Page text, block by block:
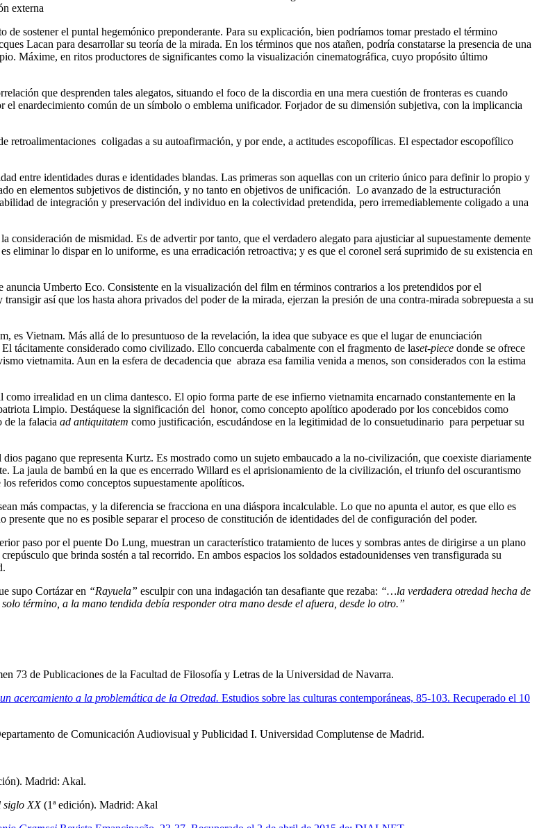
externa
sostener el puntal hegemónico preponderante. Para su explicación, bien podríamos tomar prestado el término
Lacan para desarrollar su teoría de la mirada. En los términos que nos atañen, podría constatarse la presencia de una
Máxime, en ritos productores de significantes como la visualización cinematográfica, cuyo propósito último
que desprenden tales alegatos, situando el foco de la discordia en una mera cuestión de fronteras es cuando
enardecimiento común de un símbolo o emblema unificador. Forjador de su dimensión subjetiva, con la implicancia
retroalimentaciones coligadas a su autoafirmación, y por ende, a actitudes escopofílicas. El espectador escopofílico
entre identidades duras e identidades blandas. Las primeras son aquellas con un criterio único para definir lo propio y
en elementos subjetivos de distinción, y no tanto en objetivos de unificación. Lo avanzado de la estructuración
de integración y preservación del individuo en la colectividad pretendida, pero irremediablemente coligado a una
de mismidad. Es de advertir por tanto, que el verdadero alegato para ajusticiar al supuestamente demente
lo dispar en lo uniforme, es una erradicación retroactiva; y es que el coronel será suprimido de su existencia en
anuncia Umberto Eco. Consistente en la visualización del film en términos contrarios a los pretendidos por el
así que los hasta ahora privados del poder de la mirada, ejerzan la presión de una contra-mirada sobrepuesta a su
Vietnam. Más allá de lo presuntuoso de la revelación, la idea que subyace es que el lugar de enunciación
tácitamente considerado como civilizado. Ello concuerda cabalmente con el fragmento de laset-piece donde se ofrece
vietnamita. Aun en la esfera de decadencia que abraza esa familia venida a menos, son considerados con la estima
irrealidad en un clima dantesco. El opio forma parte de ese infierno vietnamita encarnado constantemente en la
Limpio. Destáquese la significación del honor, como concepto apolítico apoderado por los concebidos como
de la falacia ad antiquitatem como justificación, escudándose en la legitimidad de lo consuetudinario para perpetuar su
pagano que representa Kurtz. Es mostrado como un sujeto embaucado a la no-civilización, que coexiste diariamente
La jaula de bambú en la que es encerrado Willard es el aprisionamiento de la civilización, el triunfo del oscurantismo
referidos como conceptos supuestamente apolíticos.
más compactas, y la diferencia se fracciona en una diáspora incalculable. Lo que no apunta el autor, es que ello es
que no es posible separar el proceso de constitución de identidades del de configuración del poder.
paso por el puente Do Lung, muestran un característico tratamiento de luces y sombras antes de dirigirse a un plano
que brinda sostén a tal recorrido. En ambos espacios los soldados estadounidenses ven transfigurada su
supo Cortázar en “Rayuela” esculpir con una indagación tan desafiante que rezaba: “…la verdadera otredad hecha de
término, a la mano tendida debía responder otra mano desde el afuera, desde lo otro.”
73 de Publicaciones de la Facultad de Filosofía y Letras de la Universidad de Navarra.
acercamiento a la problemática de la Otredad. Estudios sobre las culturas contemporáneas, 85-103. Recuperado el 10
de Comunicación Audiovisual y Publicidad I. Universidad Complutense de Madrid.
Madrid: Akal.
siglo XX(1ª edición). Madrid: Akal